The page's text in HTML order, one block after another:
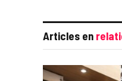
Articles en